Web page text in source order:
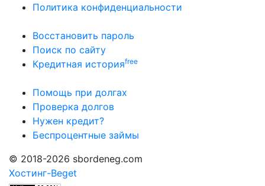
Политика конфиденциальности
Восстановить пароль
Поиск по сайту
Кредитная историяfree
Помощь при долгах
Проверка долгов
Нужен кредит?
Беспроцентные займы
© 2018-2026 sbordeneg.com
Хостинг-Beget